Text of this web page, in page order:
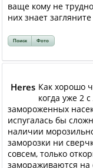
ваще кому не
них знает
Поиск Фото
Heres Как хорошо
когда уже 2
замороженных
испугалась бы
наличии
заморозки ни
совсем, только
замораживаются на